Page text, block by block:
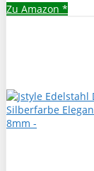
Zu Amazon *